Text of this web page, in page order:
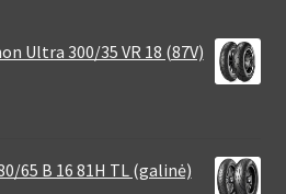
Ultra 300/35 VR 18 (87V)
65 B 16 81H TL (galinė)